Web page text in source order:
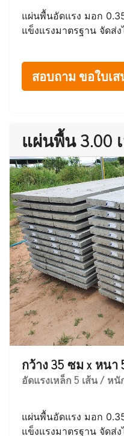
แผ่นพื้นอัดแรง มอก
แข็งแรงมาตรฐาน จัดส่
สอบถาม ขอใบเ
แผ่นพื้น 3.00
กว้าง 35 ซม x หน
อัดแรงเหล็ก 5 เส้น / ห
แผ่นพื้นอัดแรง มอก
แข็งแรงมาตรฐาน จัดส่